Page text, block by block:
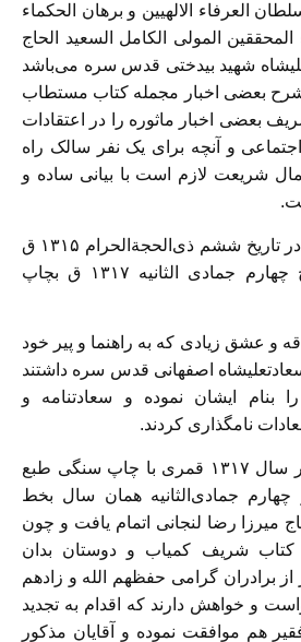
العرفاء الالهیین و برهان الحکماء
المحققین المولی الکامل السعید الحاج
شهید بیدختی قدس سره می‌باشد
بعضی اخبار مجمله کتاب مستطاب
بعضی اخبار ماثوره را در اعتقادات
و آنچه برای یک نفر سالک راه
شریعت لازم است با بیانی ساده و
تالیف این کتاب شریف در تاریخ ششم ذی‌الحجةالحرام ۱۳۱۵ ق
خاتمه یافته و در تاریخ چهارم جمادی الثانیه ۱۳۱۷ ق بچاپ
و عشق زیادی که به راهنما و پیر خود
اصفهانی قدس سره داشتند
بنام ایشان نموده و سعادتنامه و
نامگذاری کردند.
کتاب مجمع‌السعادات در سال ۱۳۱۷ قمری با چاپ سنگی طبع
جمادی‌الثانیه‌‌ همان سال بخط
میرزا رضا لنجانی اتمام یافت و چون
شریف کمیاب و دوستان بدان
برادران گرامی حفظهم الله و زادهم
و خواهش دارند که اقدام به تجدید
هم موافقت نموده و آقایان مذکور